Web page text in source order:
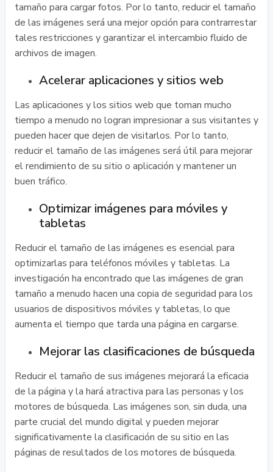
tamaño para cargar fotos. Por lo tanto, reducir el tamaño
de las imágenes será una mejor opción para contrarrestar
tales restricciones y garantizar el intercambio fluido de
archivos de imagen.
Acelerar aplicaciones y sitios web
Las aplicaciones y los sitios web que toman mucho
tiempo a menudo no logran impresionar a sus visitantes y
pueden hacer que dejen de visitarlos. Por lo tanto,
reducir el tamaño de las imágenes será útil para mejorar
el rendimiento de su sitio o aplicación y mantener un
buen tráfico.
Optimizar imágenes para móviles y
tabletas
Reducir el tamaño de las imágenes es esencial para
optimizarlas para teléfonos móviles y tabletas. La
investigación ha encontrado que las imágenes de gran
tamaño a menudo hacen una copia de seguridad para los
usuarios de dispositivos móviles y tabletas, lo que
aumenta el tiempo que tarda una página en cargarse.
Mejorar las clasificaciones de búsqueda
Reducir el tamaño de sus imágenes mejorará la eficacia
de la página y la hará atractiva para las personas y los
motores de búsqueda. Las imágenes son, sin duda, una
parte crucial del mundo digital y pueden mejorar
significativamente la clasificación de su sitio en las
páginas de resultados de los motores de búsqueda.